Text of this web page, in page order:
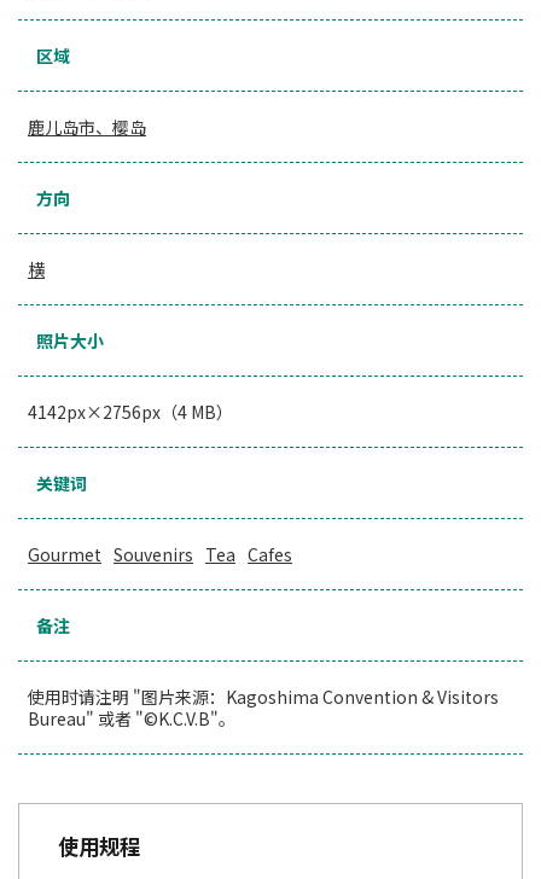
区域
鹿儿岛市、樱岛
方向
横
照片大小
4142px×2756px（4 MB）
关键词
Gourmet Souvenirs Tea Cafes
备注
使用时请注明 "图片来源：Kagoshima Convention & Visitors
Bureau" 或者 "©K.C.V.B"。
使用规程